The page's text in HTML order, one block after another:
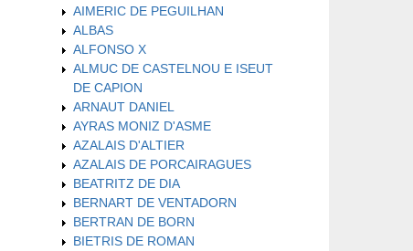
AIMERIC DE PEGUILHAN
ALBAS
ALFONSO X
ALMUC DE CASTELNOU E ISEUT
DE CAPION
ARNAUT DANIEL
AYRAS MONIZ D'ASME
AZALAIS D'ALTIER
AZALAIS DE PORCAIRAGUES
BEATRITZ DE DIA
BERNART DE VENTADORN
BERTRAN DE BORN
BIETRIS DE ROMAN